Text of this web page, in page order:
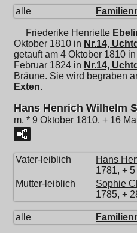
alle
Friederike Henriette
Oktober 1810 in Nr.14,
getauft am 4 Oktober 1810 in
Februar 1824 in Nr.14,
Bräune. Sie wird begraben
Exten.
Hans Henrich Wilhelm
m, * 9 Oktober 1810, + 16
Vater-leiblich Hans
1781, +
Mutter-leiblich
Sophie
1785, +
alle